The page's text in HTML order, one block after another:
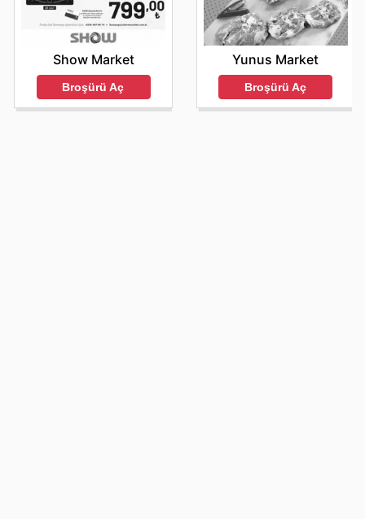
Show Market
Broşürü Aç
Yunus Market
Broşürü Aç